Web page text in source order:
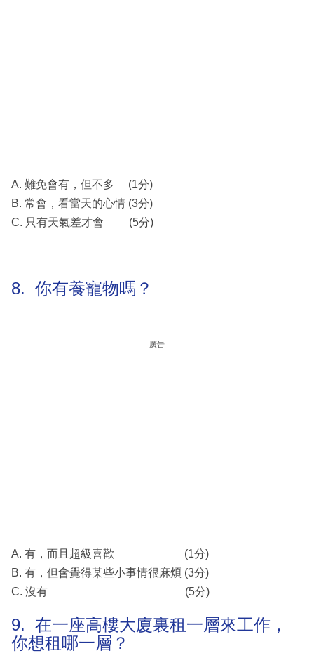
A. 難免會有，但不多 (1分)
B. 常會，看當天的心情 (3分)
C. 只有天氣差才會 (5分)
8. 你有養寵物嗎？
廣告
A. 有，而且超級喜歡 (1分)
B. 有，但會覺得某些小事情很麻煩 (3分)
C. 沒有 (5分)
9. 在一座高樓大廈裏租一層來工作，
你想租哪一層？